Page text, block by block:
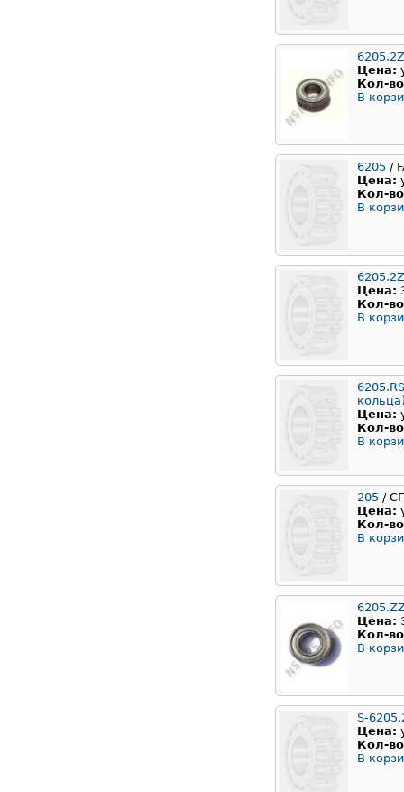
Цена:
Кол-
В
6205 /
Цена:
Кол-
В
Цена:
Кол-
В
Цена:
Кол-
В
205 /
Цена:
Кол-
В
Цена:
Кол-
В
S-
Цена:
Кол-
В